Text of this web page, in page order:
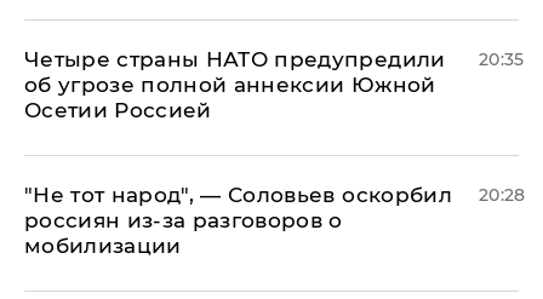
Четыре страны НАТО предупредили
об угрозе полной аннексии Южной
Осетии Россией
20:35
​"Не тот народ", — Соловьев оскорбил
россиян из-за разговоров о
мобилизации
20:28